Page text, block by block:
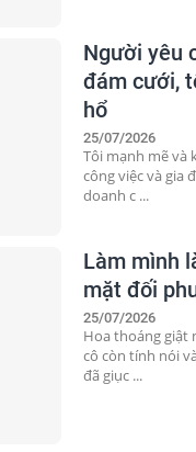
Người yêu
đám cưới,
hổ
25/07/2026
Tôi mạnh mẽ và
công việc và gia
doanh c ...
Làm mình
mặt đối
25/07/2026
Hoa thoáng giật
cô còn tính nói
đã giục ...